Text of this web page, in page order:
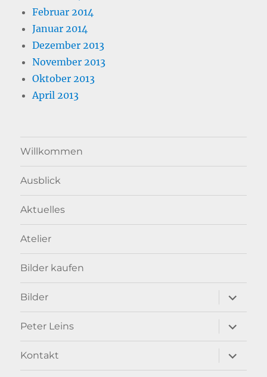
Februar 2014
Januar 2014
Dezember 2013
November 2013
Oktober 2013
April 2013
Willkommen
Ausblick
Aktuelles
Atelier
Bilder kaufen
Bilder
anzeigen
Peter Leins
anzeigen
Kontakt
anzeigen